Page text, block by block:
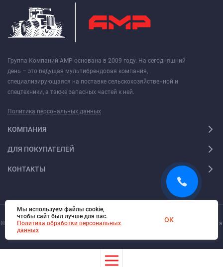
Группа Компаний АМР основана в 2009 году. На сегодняшний
день – это ведущая мультибрендовая компания,
специализирующаяся на поставке сельскохозяйственной и
спецтехники, а также запасных частей к ней.
Политика персональных данных
КОМПАНИЯ
ДЛЯ ПОКУПАТЕЛЕЙ
КОНТАКТЫ
© 2026. Все права защищены. Digi-Web.ru — создание и поддержка сайта
Мы используем файлы cookie,
чтобы сайт был лучше для вас.
Политика обработки персональных
данных
OK